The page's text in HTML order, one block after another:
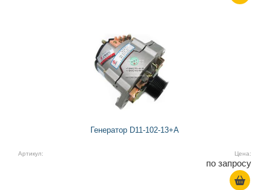
Генератор D11-102-13+A
Артикул: Цена:
по запросу